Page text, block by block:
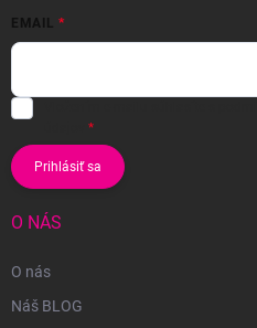
EMAIL
Prihlásiť sa
O NÁS
O nás
Náš BLOG